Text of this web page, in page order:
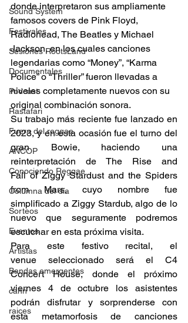
Sound System
Festivales
Sesiones RootsLand
Documentales
Podcast
Rastafari
Fuera del reggae
ANCOP
Conociendo Reggae
Columna del día
Sorteos
Eventos
Artistas
Bandas emergentes
cann
raices
donde interpretaron sus ampliamente
famosos covers de Pink Floyd,
Radiohead, The Beatles y Michael
Jackson, en los cuales canciones
legendarias como “Money”, “Karma
Police” o “Thriller” fueron llevadas a
niveles completamente nuevos con su
original combinación sonora.
Su trabajo más reciente fue lanzado en
2023, y en esta ocasión fue el turno del
gran Bowie, haciendo una
reinterpretación de The Rise and
Fall of Ziggy Stardust and the Spiders
from Mars, cuyo nombre fue
simplificado a Ziggy Stardub, algo de lo
nuevo que seguramente podremos
escuchar en esta próxima visita.
Para este festivo recital, el
venue seleccionado será el C4
Concert House, donde el próximo
viernes 4 de octubre los asistentes
podrán disfrutar y sorprenderse con
esta metamorfosis de canciones